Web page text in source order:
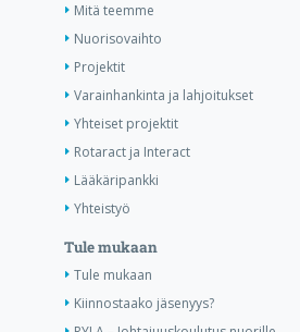
Mitä teemme
Nuorisovaihto
Projektit
Varainhankinta ja lahjoitukset
Yhteiset projektit
Rotaract ja Interact
Lääkäripankki
Yhteistyö
Tule mukaan
Tule mukaan
Kiinnostaako jäsenyys?